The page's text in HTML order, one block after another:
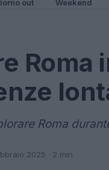
out Weekend
Roma
Roma
2025 · 2 min